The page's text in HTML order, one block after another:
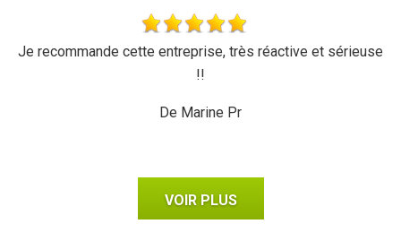
Je recommande cette entreprise, très réactive et sérieuse
!!
De Marine Pr
VOIR PLUS